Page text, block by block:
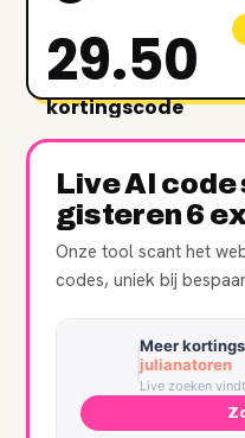
29.50
kortingscode
Live AI code
gisteren 6
Onze tool scant het
codes, uniek bij
Meer
julianatoren
Live zoeken